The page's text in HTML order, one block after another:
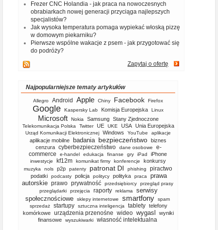
Frezer CNC Holandia - jak praca na nowoczesnych
obrabiarkach nowej generacji przyciąga najlepszych
specjalistów?
Jak wysoka temperatura pomaga wypiekać włoską pizzę
w domowym piekarniku?
Pierwsze wspólne wakacje z psem - jak przygotować się
do podróży?
Zapytaj o ofertę
Najpopularniejsze tematy artykułów
Allegro Android Apple Chiny Facebook Firefox
Google Kaspersky Lab Komisja Europejska Linux
Microsoft Nokia Samsung Stany Zjednoczone
Telekomunikacja Polska Twitter UE UKE USA Unia Europejska
Urząd Komunikacji Elektronicznej Windows YouTube aplikacje
aplikacje mobilne badania bezpieczeństwo biznes
cenzura cyberbezpieczeństwo dane osobowe
e-
commerce
e-handel edukacja finanse gry iPad iPhone
inwestycje kf12m komunikat firmy konferencje konkursy
muzyka nols p2p patenty patronat DI phishing piractwo
podatki podcasty policja politycy polityka praca
prawa
autorskie prawo prywatność przedsiębiorcy
przegląd prasy
przeglądarki
przejęcia raporty reklama
serwisy
społecznościowe
sklepy internetowe smartfony
spam
sprzedaż
startupy sztuczna inteligencja tablety telefony
komórkowe
urządzenia przenośne wideo wygasl
wyniki
finansowe
wyszukiwarki własność intelektualna